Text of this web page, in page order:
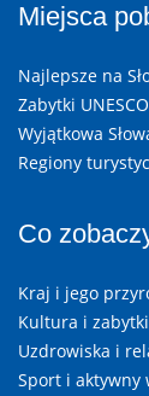
Miejsca
Najlepsze na
Zabytki UNESCO
Wyjątkowa
Regiony
Co
Kraj i jego
Kultura i zabytki
Uzdrowiska i
Sport i aktywny